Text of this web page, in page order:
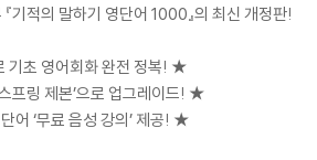
기적의 말하기 영단어 1000』의 최신 개정판!
초 영어회화 완전 정복! ★
프링 제본’으로 업그레이드! ★
어 ‘무료 음성 강의’ 제공! ★